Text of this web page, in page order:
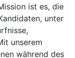
ist es, die
unter
unserem
während des